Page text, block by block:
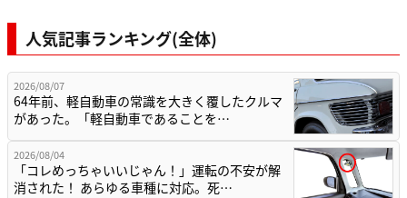
人気記事ランキング(全体)
2026/08/07
64年前、軽自動車の常識を大きく覆したクルマ
があった。「軽自動車であることを…
2026/08/04
「コレめっちゃいいじゃん！」運転の不安が解
消された！ あらゆる車種に対応。死…